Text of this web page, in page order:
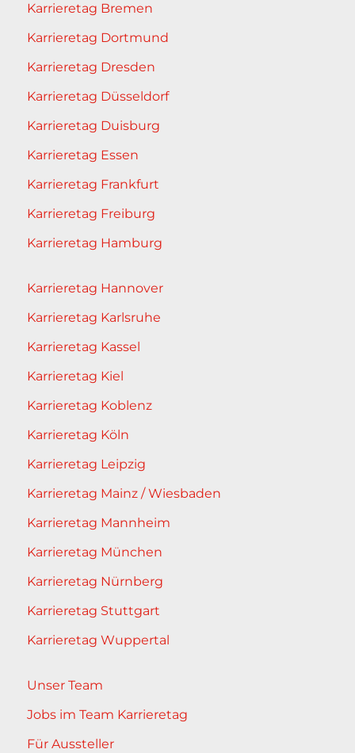
Karrieretag Bremen
Karrieretag Dortmund
Karrieretag Dresden
Karrieretag Düsseldorf
Karrieretag Duisburg
Karrieretag Essen
Karrieretag Frankfurt
Karrieretag Freiburg
Karrieretag Hamburg
Karrieretag Hannover
Karrieretag Karlsruhe
Karrieretag Kassel
Karrieretag Kiel
Karrieretag Koblenz
Karrieretag Köln
Karrieretag Leipzig
Karrieretag Mainz / Wiesbaden
Karrieretag Mannheim
Karrieretag München
Karrieretag Nürnberg
Karrieretag Stuttgart
Karrieretag Wuppertal
Unser Team
Jobs im Team Karrieretag
Für Aussteller